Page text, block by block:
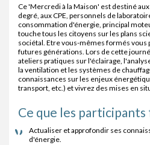
Ce 'Mercredi à la Maison' est destiné
degré, aux CPE, personnels de
consommation d'énergie, principal
touche tous les citoyens sur les plans
sociétal. Etre vous-mêmes formés
futures générations. Lors de cette
ateliers pratiques sur l'éclairage,
la ventilation et les systèmes de
connaissances sur les enjeux
transport, etc.) et vivrez des mises en
Ce que les
Actualiser et approfondir ses
d'énergie.